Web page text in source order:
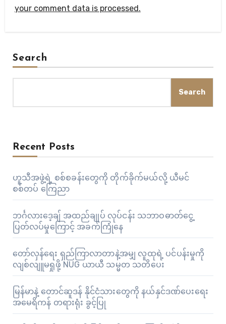
your comment data is processed.
Search
Search
Recent Posts
ဟူသီအဖွဲ့ရဲ့ စစ်စခန်းတွေကို တိုက်ခိုက်မယ်လို့ ယီမင်
စစ်တပ် ကြေညာ
ဘင်္ဂလားဒေ့ချ် အထည်ချုပ် လုပ်ငန်း သဘာဝဓာတ်ငွေ့
ပြတ်လပ်မှုကြောင့် အခက်ကြုံနေ
တော်လှန်ရေး ရှည်ကြာလာတာနဲ့အမျှ လူထုရဲ့ ပင်ပန်းမှုကို
လျစ်လျူမရှုဖို့ NUG ယာယီ သမ္မတ သတိပေး
မြန်မာနဲ့ တောင်ဆူဒန် နိုင်ငံသားတွေကို နယ်နှင်ဒဏ်ပေးရေး
အမေရိကန် တရားရုံး ခွင့်ပြု